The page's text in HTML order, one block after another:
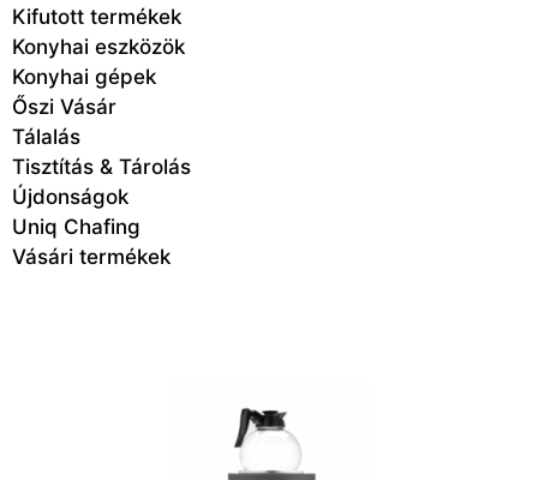
Kifutott termékek
Konyhai eszközök
Konyhai gépek
Őszi Vásár
Tálalás
Tisztítás & Tárolás
Újdonságok
Uniq Chafing
Vásári termékek